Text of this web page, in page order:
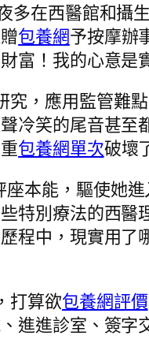
夜多在西醫館和
包養網予按摩辦
富！我的心意是
，應用監管難
冷笑的尾音甚
包養網單次破壞
座本能，驅使她
特別療法的西醫
程中，現實用了
打算欲包養網評價
進進診室、簽字